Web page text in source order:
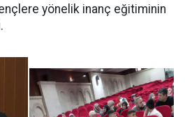
yönelik inanç eğitiminin